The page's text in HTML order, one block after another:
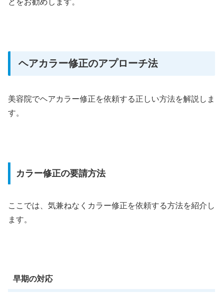
ヘアカラー修正のアプローチ法
美容院でヘアカラー修正を依頼する正しい方法を解説しま
す。
カラー修正の要請方法
ここでは、気兼ねなくカラー修正を依頼する方法を紹介し
ます。
早期の対応